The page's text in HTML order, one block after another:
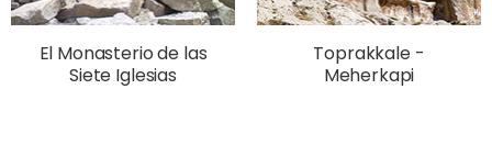
El Monasterio de las
Siete Iglesias
Toprakkale -
Meherkapi